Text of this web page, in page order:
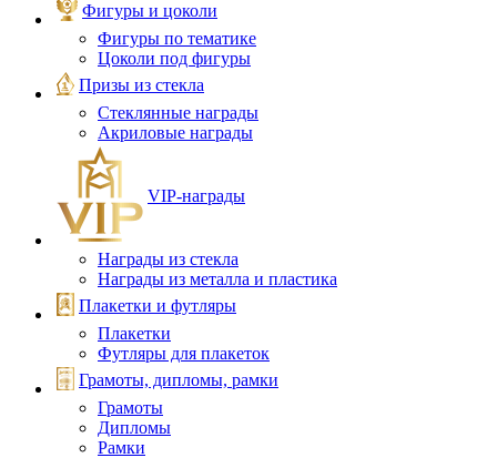
Фигуры и цоколи
Фигуры по тематике
Цоколи под фигуры
Призы из стекла
Стеклянные награды
Акриловые награды
VIP‑награды
Награды из стекла
Награды из металла и пластика
Плакетки и футляры
Плакетки
Футляры для плакеток
Грамоты, дипломы, рамки
Грамоты
Дипломы
Рамки